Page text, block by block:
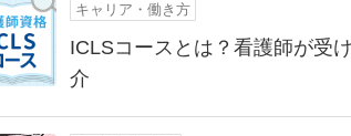
キャリア・働き方
ICLSコースとは？看護師が受
介